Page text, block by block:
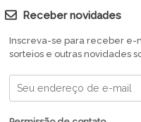
Receber novidades
Inscreva-se para receber e-
sorteios e outras novidades